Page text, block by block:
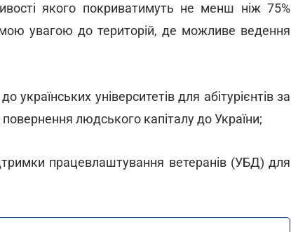
якого покриватимуть не менш ніж 75%
увагою до територій, де можливе ведення
університетів для абітурієнтів за
людського капіталу до України;
працевлаштування ветеранів (УБД) для